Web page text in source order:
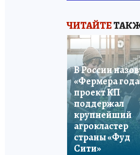
ЧИТАЙТЕ
В России
«Фермера
проект КП
поддержал
крупнейший
агрокластер
страны «Фуд
Сити»